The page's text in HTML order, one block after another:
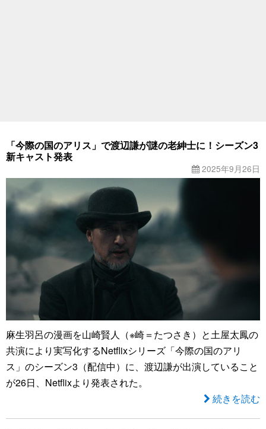
「今際の国のアリス」で渡辺謙が謎の老紳士に！シーズン3
新キャスト発表
2025年9月26日
麻生羽呂の漫画を山崎賢人（※崎＝たつさき）と土屋太鳳の
共演により実写化するNetflixシリーズ「今際の国のアリ
ス」のシーズン3（配信中）に、渡辺謙が出演していること
が26日、Netflixより発表された。
続きを読む